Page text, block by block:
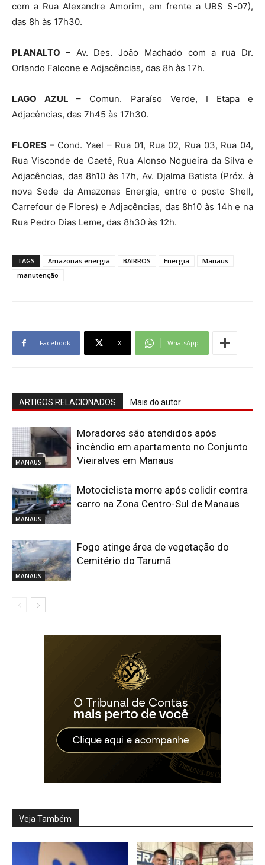
com a Rua Alexandre Amorim, em frente a UBS S-07),
das 8h às 17h30.
PLANALTO – Av. Des. João Machado com a rua Dr.
Orlando Falcone e Adjacências, das 8h às 17h.
LAGO AZUL– Comun. Paraíso Verde, I Etapa e
Adjacências, das 7h45 às 17h30.
FLORES –Cond. Yael – Rua 01, Rua 02, Rua 03, Rua 04,
Rua Visconde de Caeté, Rua Alonso Nogueira da Silva e
Adjacências, das 8h10 às 17h, Av. Djalma Batista (Próx. à
nova Sede da Amazonas Energia, entre o posto Shell,
Carrefour de Flores) e Adjacências, das 8h10 às 14h e na
Rua Pedro Dias Leme, das 8h30 às 12h.
TAGS Amazonas energia BAIRROS Energia
Manaus
manutenção
Facebook X WhatsApp
ARTIGOS RELACIONADOS Mais do autor
MANAUS
Moradores são atendidos após
incêndio em apartamento no Conjunto
Vieiralves em Manaus
MANAUS
Motociclista morre após colidir contra
carro na Zona Centro-Sul de Manaus
MANAUS
Fogo atinge área de vegetação do
Cemitério do Tarumã
Veja Também